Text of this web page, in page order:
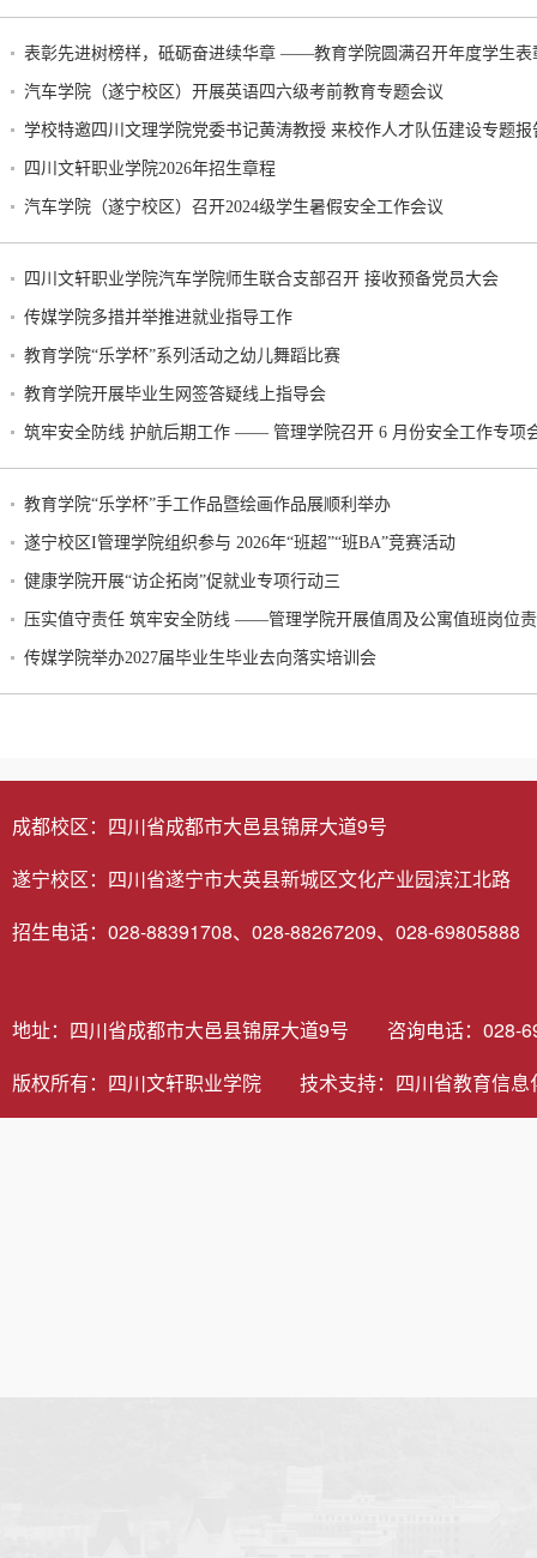
表彰先进树榜样，砥砺奋进续华章 ——教育学院圆满召开年度学生表
汽车学院（遂宁校区）开展英语四六级考前教育专题会议
学校特邀四川文理学院党委书记黄涛教授 来校作人才队伍建设专题报
四川文轩职业学院2026年招生章程
汽车学院（遂宁校区）召开2024级学生暑假安全工作会议
四川文轩职业学院汽车学院师生联合支部召开 接收预备党员大会
传媒学院多措并举推进就业指导工作
教育学院“乐学杯”系列活动之幼儿舞蹈比赛
教育学院开展毕业生网签答疑线上指导会
筑牢安全防线 护航后期工作 —— 管理学院召开 6 月份安全工作专项
教育学院“乐学杯”手工作品暨绘画作品展顺利举办
遂宁校区I管理学院组织参与 2026年“班超”“班BA”竞赛活动
健康学院开展“访企拓岗”促就业专项行动三
压实值守责任 筑牢安全防线 ——管理学院开展值周及公寓值班岗位
传媒学院举办2027届毕业生毕业去向落实培训会
成都校区：四川省成都市大邑县锦屏大道9号
遂宁校区：四川省遂宁市大英县新城区文化产业园滨江北路
招生电话：028-88391708、028-88267209、028-69805888
地址：四川省成都市大邑县锦屏大道9号 咨询电话：
版权所有：四川文轩职业学院 技术支持： 四川省教育信